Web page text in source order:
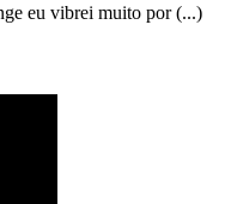
eu vibrei muito por (...)